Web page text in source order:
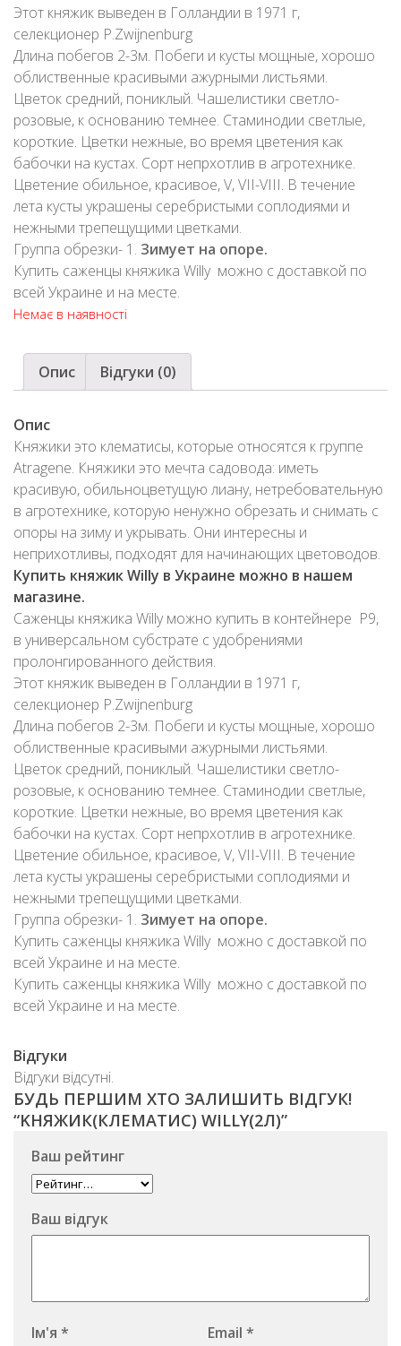
Этот княжик выведен в Голландии в 1971 г,
селекционер P.Zwijnenburg
Длина побегов 2-3м. Побеги и кусты мощные, хорошо
облиственные красивыми ажурными листьями.
Цветок средний, пониклый. Чашелистики светло-
розовые, к основанию темнее. Стаминодии светлые,
короткие. Цветки нежные, во время цветения как
бабочки на кустах. Сорт непрхотлив в агротехнике.
Цветение обильное, красивое, V, VII-VIII. В течение
лета кусты украшены серебристыми соплодиями и
нежными трепещущими цветками.
Группа обрезки- 1. Зимует на опоре.
Купить саженцы княжика Willy можно с доставкой по
всей Украине и на месте.
Немає в наявності
Опис Відгуки (0)
Опис
Княжики это клематисы, которые относятся к группе
Atragene. Княжики это мечта садовода: иметь
красивую, обильноцветущую лиану, нетребовательную
в агротехнике, которую ненужно обрезать и снимать с
опоры на зиму и укрывать. Они интересны и
неприхотливы, подходят для начинающих цветоводов.
Купить княжик Willy в Украине можно в нашем
магазине.
Саженцы княжика Willy можно купить в контейнере Р9,
в универсальном субстрате с удобрениями
пролонгированного действия.
Этот княжик выведен в Голландии в 1971 г,
селекционер P.Zwijnenburg
Длина побегов 2-3м. Побеги и кусты мощные, хорошо
облиственные красивыми ажурными листьями.
Цветок средний, пониклый. Чашелистики светло-
розовые, к основанию темнее. Стаминодии светлые,
короткие. Цветки нежные, во время цветения как
бабочки на кустах. Сорт непрхотлив в агротехнике.
Цветение обильное, красивое, V, VII-VIII. В течение
лета кусты украшены серебристыми соплодиями и
нежными трепещущими цветками.
Группа обрезки- 1. Зимует на опоре.
Купить саженцы княжика Willy можно с доставкой по
всей Украине и на месте.
Купить саженцы княжика Willy можно с доставкой по
всей Украине и на месте.
Відгуки
Відгуки відсутні.
БУДЬ ПЕРШИМ ХТО ЗАЛИШИТЬ ВІДГУК!
“KНЯЖИК(КЛЕМАТИС) WILLY(2Л)”
Ваш рейтинг
Ваш відгук
Ім'я * Email *